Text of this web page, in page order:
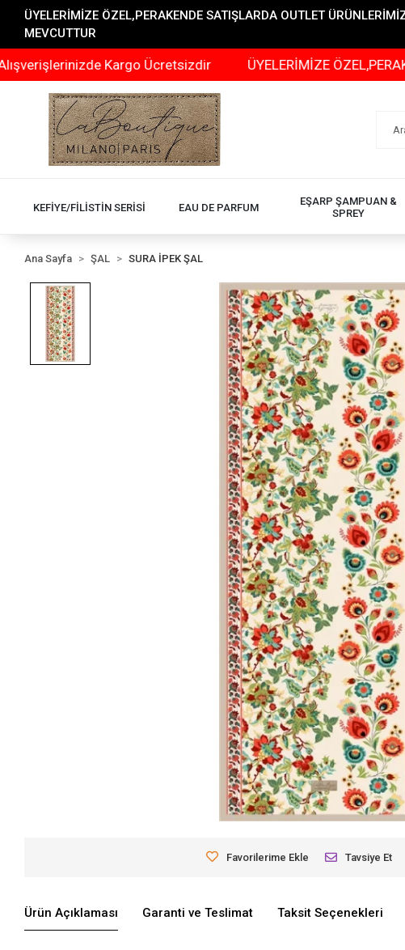
ÜYELERİMİZE ÖZEL,PERAKENDE SATIŞLARDA OUTLET
MEVCUTTUR
Kargo Ücretsizdir ÜYELERİMİZE
KEFİYE/FİLİSTİN SERİSİ EAU DE PARFUM
EŞARP ŞAMPUAN &
SPREY
Ana Sayfa ŞAL SURA İPEK ŞAL
Favorilerime Ekle Tavsiye Et
Ürün Açıklaması Garanti ve Teslimat Taksit Seçenekleri